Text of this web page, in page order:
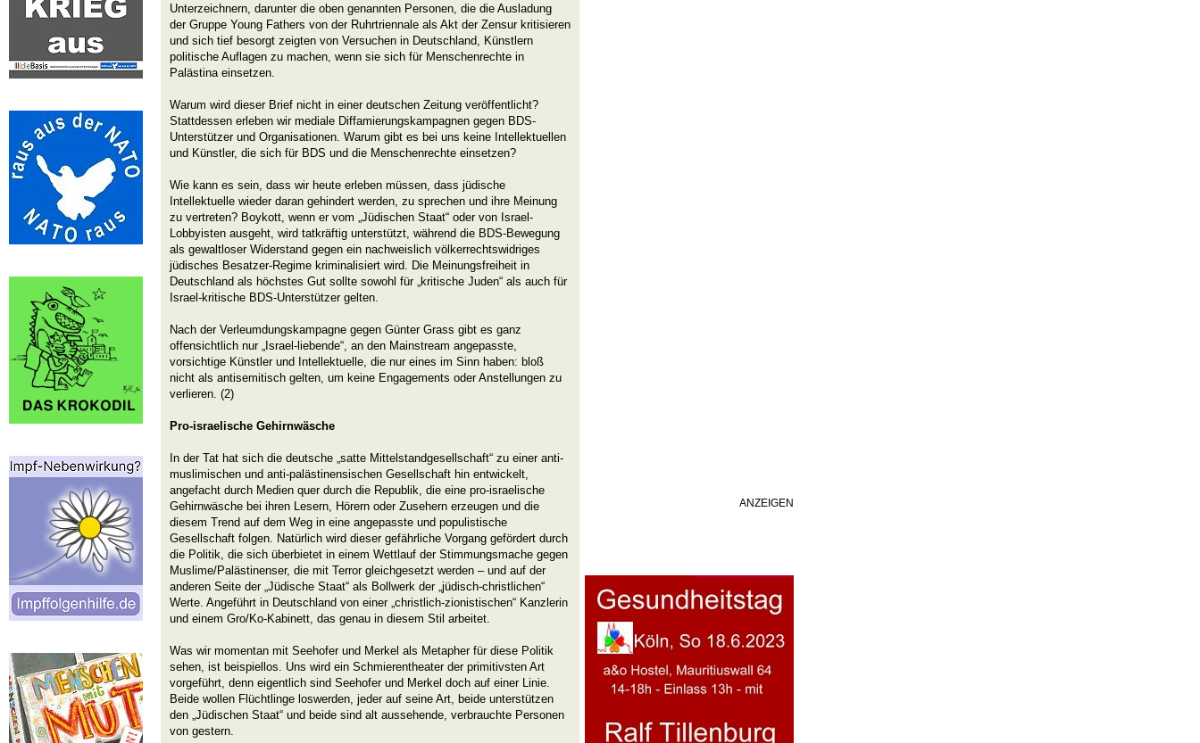
Unterzeichnern, darunter die oben genannten Personen, die die Ausladung
der Gruppe Young Fathers von der Ruhrtriennale als Akt der Zensur kritisieren
und sich tief besorgt zeigten von Versuchen in Deutschland, Künstlern
politische Auflagen zu machen, wenn sie sich für Menschenrechte in
Palästina einsetzen.
Warum wird dieser Brief nicht in einer deutschen Zeitung veröffentlicht?
Stattdessen erleben wir mediale Diffamierungskampagnen gegen BDS-
Unterstützer und Organisationen. Warum gibt es bei uns keine Intellektuellen
und Künstler, die sich für BDS und die Menschenrechte einsetzen?
Wie kann es sein, dass wir heute erleben müssen, dass jüdische
Intellektuelle wieder daran gehindert werden, zu sprechen und ihre Meinung
zu vertreten? Boykott, wenn er vom „Jüdischen Staat“ oder von Israel-
Lobbyisten ausgeht, wird tatkräftig unterstützt, während die BDS-Bewegung
als gewaltloser Widerstand gegen ein nachweislich völkerrechtswidriges
jüdisches Besatzer-Regime kriminalisiert wird. Die Meinungsfreiheit in
Deutschland als höchstes Gut sollte sowohl für „kritische Juden“ als auch für
Israel-kritische BDS-Unterstützer gelten.
Nach der Verleumdungskampagne gegen Günter Grass gibt es ganz
offensichtlich nur „Israel-liebende“, an den Mainstream angepasste,
vorsichtige Künstler und Intellektuelle, die nur eines im Sinn haben: bloß
nicht als antisemitisch gelten, um keine Engagements oder Anstellungen zu
verlieren. (2)
Pro-israelische Gehirnwäsche
In der Tat hat sich die deutsche „satte Mittelstandgesellschaft“ zu einer anti-
muslimischen und anti-palästinensischen Gesellschaft hin entwickelt,
angefacht durch Medien quer durch die Republik, die eine pro-israelische
Gehirnwäsche bei ihren Lesern, Hörern oder Zusehern erzeugen und die
diesem Trend auf dem Weg in eine angepasste und populistische
Gesellschaft folgen. Natürlich wird dieser gefährliche Vorgang gefördert durch
die Politik, die sich überbietet in einem Wettlauf der Stimmungsmache gegen
Muslime/Palästinenser, die mit Terror gleichgesetzt werden – und auf der
anderen Seite der „Jüdische Staat“ als Bollwerk der „jüdisch-christlichen“
Werte. Angeführt in Deutschland von einer „christlich-zionistischen“ Kanzlerin
und einem Gro/Ko-Kabinett, das genau in diesem Stil arbeitet.
Was wir momentan mit Seehofer und Merkel als Metapher für diese Politik
sehen, ist beispiellos. Uns wird ein Schmierentheater der primitivsten Art
vorgeführt, denn eigentlich sind Seehofer und Merkel doch auf einer Linie.
Beide wollen Flüchtlinge loswerden, jeder auf seine Art, beide unterstützen
den „Jüdischen Staat“ und beide sind alt aussehende, verbrauchte Personen
von gestern.
ANZEIGEN